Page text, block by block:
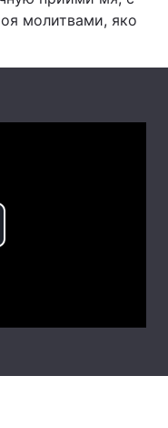
молитвами, яко